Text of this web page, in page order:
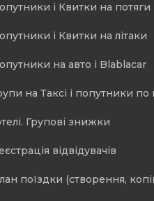
і Квитки на потяги
і Квитки на літаки
на авто і Blablacar
на Таксі і попутники по
Групові знижки
відвідувачів
поїздки (створення,